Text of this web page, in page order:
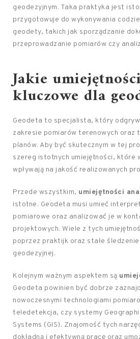
geodezyjnym. Taka praktyka jest
przygotowuje do wykonywania
geodety, takich jak sporządzanie
przeprowadzanie pomiarów czy
Jakie
kluczowe dla
Geodeta to specjalista, który
zakresie pomiarów terenowych oraz
planów. Aby być skutecznym w tej
szereg istotnych umiejętności, które
wpływają na jakość realizowanych
Przede wszystkim, umiejętności
istotne. Geodeta musi umieć
pomiarowe oraz analizować je w
projektowych. Wiele z tych
poprzez praktijk oraz stałe
geodezyjnej.
Kolejnym ważnym aspektem są
Geodeta powinien być dobrze
nowoczesnymi technologiami
teledetekcja, czy systemy
Systems (GIS). Znajomość tych
dokładną i efektywną pracę oraz